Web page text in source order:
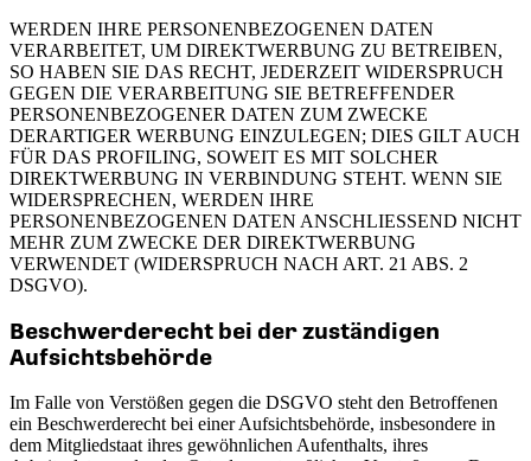
WERDEN IHRE PERSONENBEZOGENEN DATEN
VERARBEITET, UM DIREKTWERBUNG ZU BETREIBEN,
SO HABEN SIE DAS RECHT, JEDERZEIT WIDERSPRUCH
GEGEN DIE VERARBEITUNG SIE BETREFFENDER
PERSONENBEZOGENER DATEN ZUM ZWECKE
DERARTIGER WERBUNG EINZULEGEN; DIES GILT AUCH
FÜR DAS PROFILING, SOWEIT ES MIT SOLCHER
DIREKTWERBUNG IN VERBINDUNG STEHT. WENN SIE
WIDERSPRECHEN, WERDEN IHRE
PERSONENBEZOGENEN DATEN ANSCHLIESSEND NICHT
MEHR ZUM ZWECKE DER DIREKTWERBUNG
VERWENDET (WIDERSPRUCH NACH ART. 21 ABS. 2
DSGVO).
Beschwerde­recht bei der zuständigen
Aufsichts­behörde
Im Falle von Verstößen gegen die DSGVO steht den Betroffenen
ein Beschwerderecht bei einer Aufsichtsbehörde, insbesondere in
dem Mitgliedstaat ihres gewöhnlichen Aufenthalts, ihres